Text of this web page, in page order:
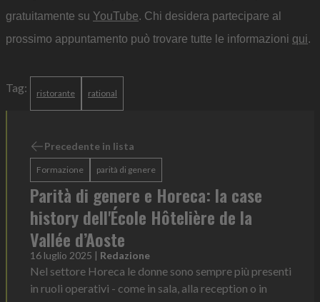
gratuitamente su YouTube. Chi desidera partecipare al
prossimo appuntamento può trovare tutte le informazioni qui.
Tag: ristorante rational
Precedente in lista
Formazione parità di genere
Parità di genere e Horeca: la case
history dell'École Hôtelière de la
Vallée d’Aoste
16 luglio 2025 | Redazione
Nel settore Horeca le donne sono sempre più presenti
in ruoli operativi - come in sala, alla reception o in